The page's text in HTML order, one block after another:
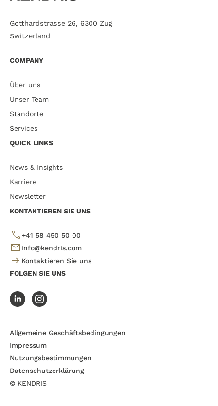
Gotthardstrasse 26, 6300 Zug
Switzerland
COMPANY
Über uns
Unser Team
Standorte
Services
QUICK LINKS
News & Insights
Karriere
Newsletter
KONTAKTIEREN SIE UNS
+41 58 450 50 00
info@kendris.com
Kontaktieren Sie uns
FOLGEN SIE UNS
© KENDRIS
Allgemeine Geschäftsbedingungen
Impressum
Nutzungsbestimmungen
Datenschutzerklärung